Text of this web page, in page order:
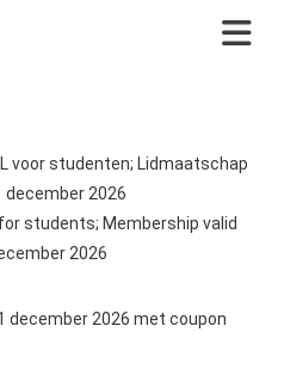
voor studenten; Lidmaatschap
december 2026
students; Membership valid
2026
december 2026 met coupon